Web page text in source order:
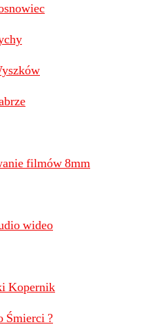
filmów 8mm
wideo
Kopernik
Śmierci ?